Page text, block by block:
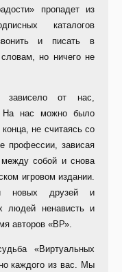
пропадет из
каталогов
и писать в
но ничего не
от нас,
На нас можно было
не считаясь со
профессии, зависая
между собой и снова
игровом издании.
новых друзей и
людей ненависть и
авторов «ВР».
«Виртуальных
каждого из вас. Мы